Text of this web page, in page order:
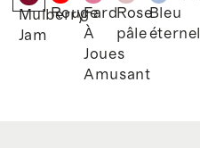
Mulberry
Jam
RougeFard
À
Joues
Amusant
Rose
pâle
Bleu
éternel